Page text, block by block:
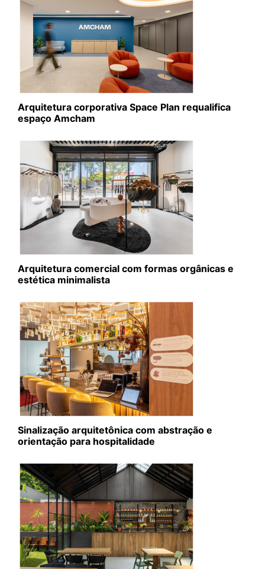
Arquitetura corporativa Space Plan requalifica
espaço Amcham
Arquitetura comercial com formas orgânicas e
estética minimalista
Sinalização arquitetônica com abstração e
orientação para hospitalidade